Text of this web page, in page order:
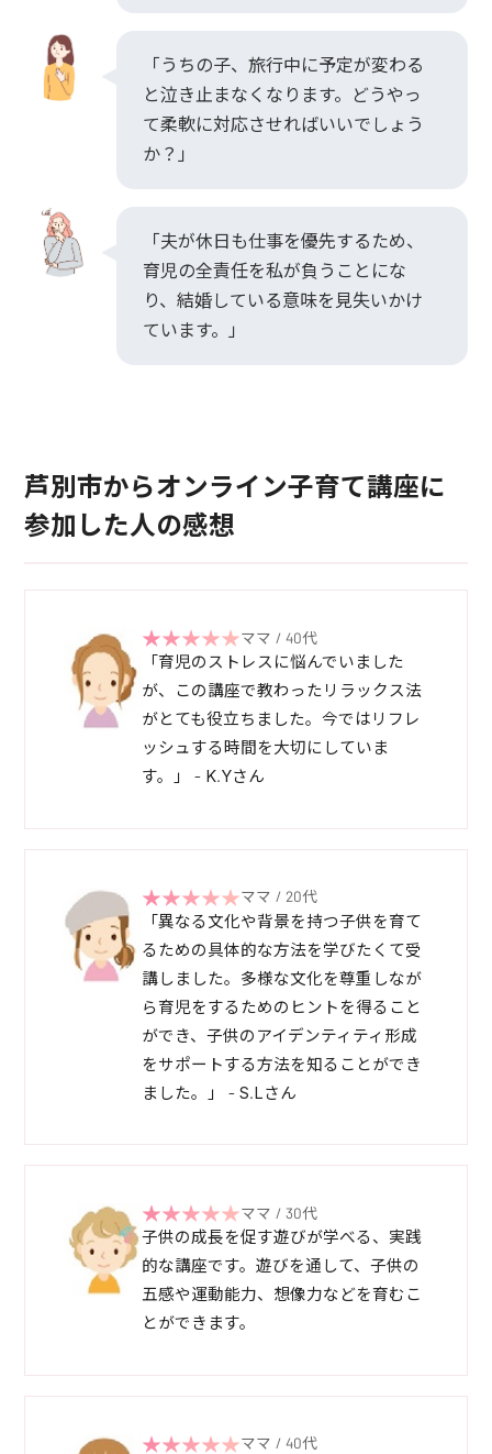
「うちの子、旅行中に予定が変わる
と泣き止まなくなります。どうやっ
て柔軟に対応させればいいでしょう
か？」
「夫が休日も仕事を優先するため、
育児の全責任を私が負うことにな
り、結婚している意味を見失いかけ
ています。」
芦別市からオンライン子育て講座に
参加した人の感想
ママ / 40代
「育児のストレスに悩んでいました
が、この講座で教わったリラックス法
がとても役立ちました。今ではリフレ
ッシュする時間を大切にしていま
す。」 - K.Yさん
ママ / 20代
「異なる文化や背景を持つ子供を育て
るための具体的な方法を学びたくて受
講しました。多様な文化を尊重しなが
ら育児をするためのヒントを得ること
ができ、子供のアイデンティティ形成
をサポートする方法を知ることができ
ました。」 - S.Lさん
ママ / 30代
子供の成長を促す遊びが学べる、実践
的な講座です。遊びを通して、子供の
五感や運動能力、想像力などを育むこ
とができます。
ママ / 40代